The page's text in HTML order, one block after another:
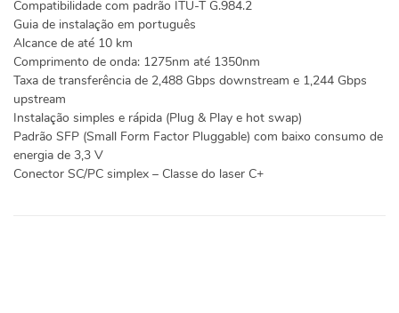
Compatibilidade com padrão ITU-T G.984.2
Guia de instalação em português
Alcance de até 10 km
Comprimento de onda: 1275nm até 1350nm
Taxa de transferência de 2,488 Gbps downstream e 1,244 Gbps
upstream
Instalação simples e rápida (Plug & Play e hot swap)
Padrão SFP (Small Form Factor Pluggable) com baixo consumo de
energia de 3,3 V
Conector SC/PC simplex – Classe do laser C+